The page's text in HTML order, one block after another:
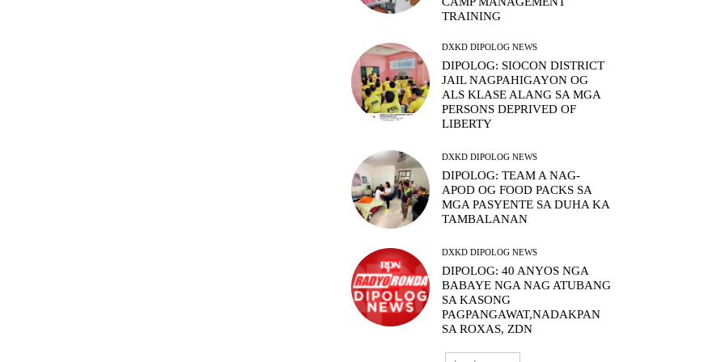
TRAINING
DXKD DIPOLOG NEWS
DIPOLOG: SIOCON DISTRICT
JAIL NAGPAHIGAYON OG
ALS KLASE ALANG SA MGA
PERSONS DEPRIVED OF
LIBERTY
DXKD DIPOLOG NEWS
DIPOLOG: TEAM A NAG-
APOD OG FOOD PACKS SA
MGA PASYENTE SA DUHA KA
TAMBALANAN
DXKD DIPOLOG NEWS
DIPOLOG: 40 ANYOS NGA
BABAYE NGA NAG ATUBANG
SA KASONG
PAGPANGAWAT,NADAKPAN
SA ROXAS, ZDN